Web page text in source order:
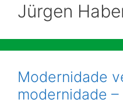
Jürgen
Modernidade
modernidade